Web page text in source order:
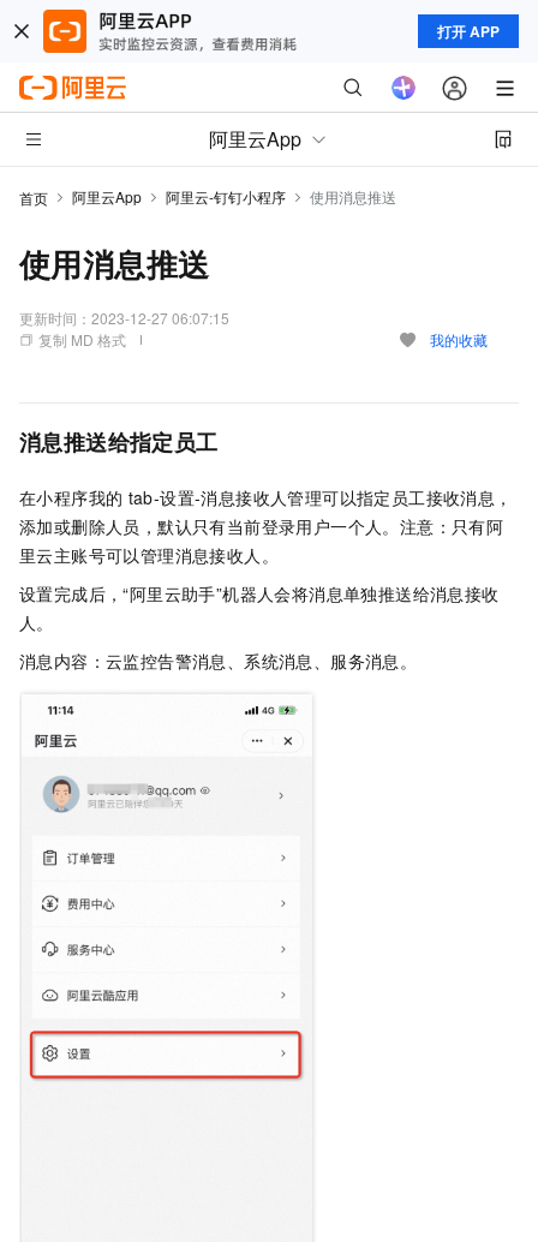
打开 APP
阿里云App
首页 阿里云App 阿里云-钉钉小程序 使用消息推送
使用消息推送
更新时间： 2023-12-27 06:07:15
复制 MD 格式
我的收藏
消息推送给指定员工
在小程序我的 tab-设置-消息接收人管理可以指定员工接收消息，
添加或删除人员，默认只有当前登录用户一个人。注意：只有阿
里云主账号可以管理消息接收人。
设置完成后，“阿里云助手”机器人会将消息单独推送给消息接收
人。
消息内容：云监控告警消息、系统消息、服务消息。